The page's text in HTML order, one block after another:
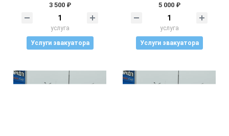
3 500 ₽
услуга
Услуги эвакуатора
5 000 ₽
услуга
Услуги эвакуатора